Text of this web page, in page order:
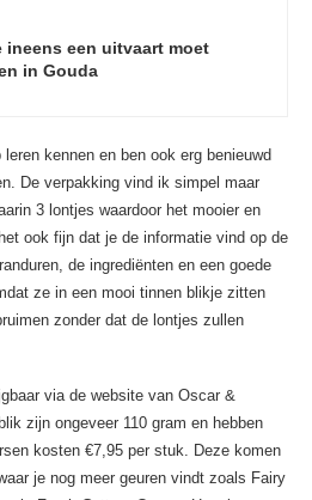
ineens een uitvaart moet
in Gouda
kennen en ben ook erg benieuwd
De verpakking vind ik simpel maar
3 lontjes waardoor het mooier en
ook fijn dat je de informatie vind op de
de ingrediënten en een goede
ze in een mooi tinnen blikje zitten
zonder dat de lontjes zullen
via de website van Oscar &
zijn ongeveer 110 gram en hebben
kosten €7,95 per stuk. Deze komen
je nog meer geuren vindt zoals Fairy